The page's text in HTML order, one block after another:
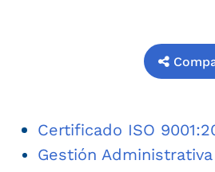
Certificado ISO
Gestión Administrativa